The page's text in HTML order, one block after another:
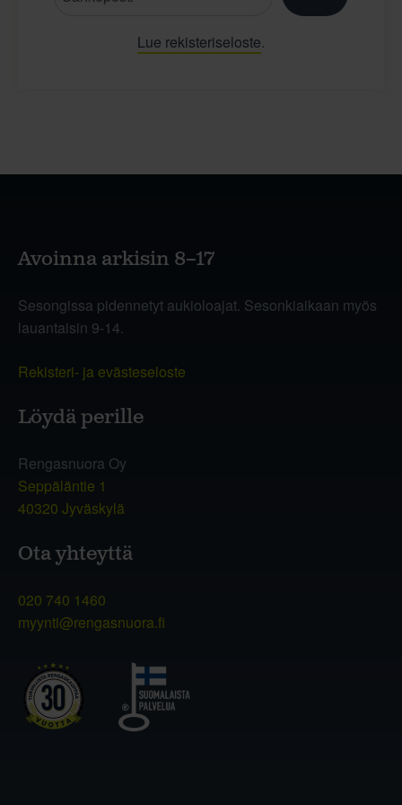
Lue rekisteriseloste.
Avoinna arkisin 8–17
Sesongissa pidennetyt aukioloajat. Sesonkiaikaan myös
lauantaisin 9-14.
Rekisteri- ja evästeseloste
Löydä perille
Rengasnuora Oy
Seppäläntie 1
40320 Jyväskylä
Ota yhteyttä
020 740 1460
myynti@rengasnuora.fi